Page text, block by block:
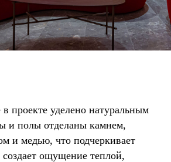
проекте уделено натуральным
и полы отделаны камнем,
и медью, что подчеркивает
ощущение теплой,